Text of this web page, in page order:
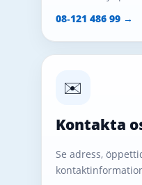
08‑121 486 99 →
✉️
Kontakta
Se adress,